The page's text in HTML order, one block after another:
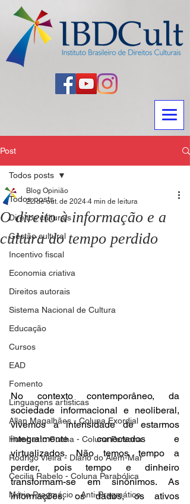
Post
Todos posts
Direitos culturais
Gestão cultural
Incentivo fiscal
Economia criativa
Direitos autorais
Sistema Nacional de Cultura
Educação
Cursos
EAD
Fomento
Linguagens artísticas
Allan Magalhães - Coluna Exordial
Humberto Cunha - Coluna Persona
Rodrigo Vieira - Diário do Além-Mar
Cecilia Rabelo - Coluna Parabólica
Mário Pragmácio - Anti-Pragmático
Todos posts
O direito à informação e a
cultura do tempo perdido
Blog Opinião
22 de out. de 2024 4 min de leitura
No contexto contemporâneo, da
sociedade informacional e neoliberal,
vivemos a intensidade de estarmos
integralmente conectados e
virtualizados. Não temos tempo a
perder, pois tempo e dinheiro
transformam-se em sinônimos. As
informações, os dados, os ativos